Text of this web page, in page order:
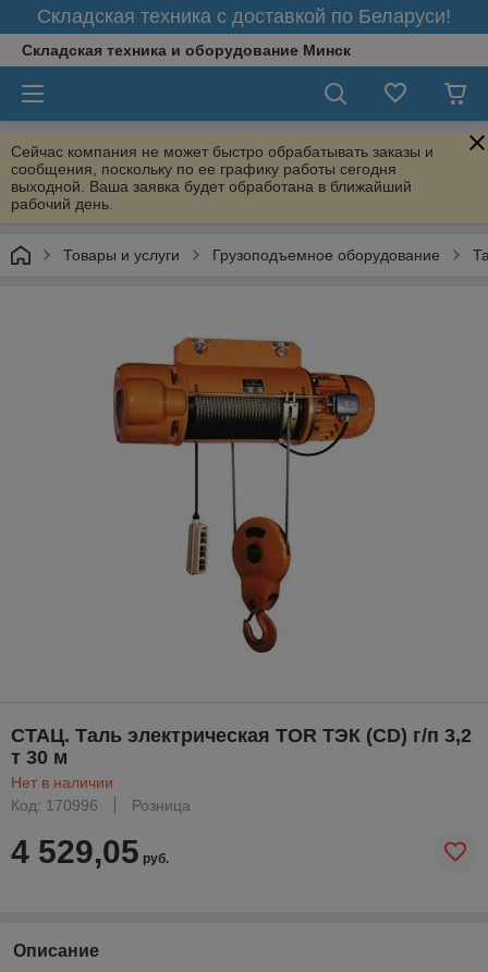
Складская техника с доставкой по Беларуси!
Складская техника и оборудование Минск
Сейчас компания не может быстро обрабатывать заказы и
сообщения, поскольку по ее графику работы сегодня
выходной. Ваша заявка будет обработана в ближайший
рабочий день.
Товары и услуги Грузоподъемное оборудование
СТАЦ. Таль электрическая TOR ТЭК (CD) г/п 3,2
т 30 м
Нет в наличии
Код: 170996
Розница
4 529,05 руб.
Описание